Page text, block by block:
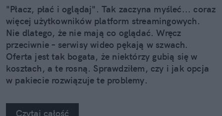
"Płacz, płać i oglądaj". Tak zaczyna myśleć... coraz
więcej użytkowników platform streamingowych.
Nie dlatego, że nie mają co oglądać. Wręcz
przeciwnie – serwisy wideo pękają w szwach.
Oferta jest tak bogata, że niektórzy gubią się w
kosztach, a te rosną. Sprawdziłem, czy i jak opcja
w pakiecie rozwiązuje te problemy.
Czytaj całość